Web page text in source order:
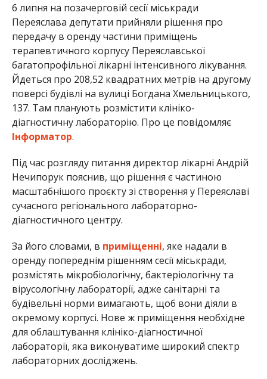
6 липня на позачерговій сесії міськради
Переяслава депутати прийняли рішення про
передачу в оренду частини приміщень
терапевтичного корпусу Переяславської
багатопрофільної лікарні інтенсивного лікування.
Йдеться про 208,52 квадратних метрів на другому
поверсі будівлі на вулиці Богдана Хмельницького,
137. Там планують розмістити клініко-
діагностичну лабораторію. Про це повідомляє
Інформатор.
Під час розгляду питання директор лікарні Андрій
Нечипорук пояснив, що рішення є частиною
масштабнішого проєкту зі створення у Переяславі
сучасного регіонального лабораторно-
діагностичного центру.
За його словами, в приміщенні, яке надали в
оренду попереднім рішенням сесії міськради,
розмістять мікробіологічну, бактеріологічну та
вірусологічну лабораторії, адже санітарні та
будівельні норми вимагають, щоб вони діяли в
окремому корпусі. Нове ж приміщення необхідне
для облаштування клініко-діагностичної
лабораторії, яка виконуватиме широкий спектр
лабораторних досліджень.